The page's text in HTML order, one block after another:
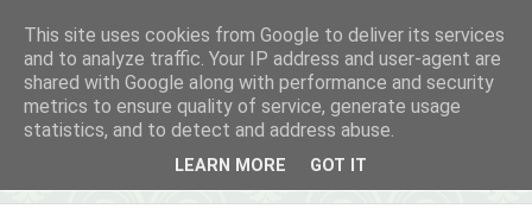
Inima Bacăului
Din inima Bacăului...spre inima ta...
This site uses cookies from Google to deliver its services
and to analyze traffic. Your IP address and user-agent are
shared with Google along with performance and security
metrics to ensure quality of service, generate usage
statistics, and to detect and address abuse.
LEARN MORE GOT IT